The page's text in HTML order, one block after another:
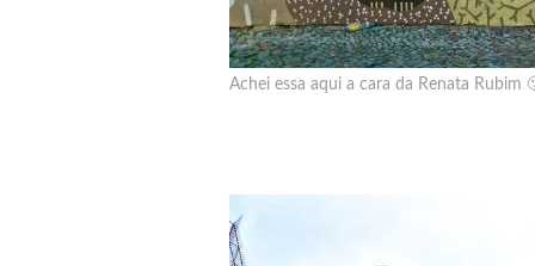
Achei essa aqui a cara da Renata Rubim